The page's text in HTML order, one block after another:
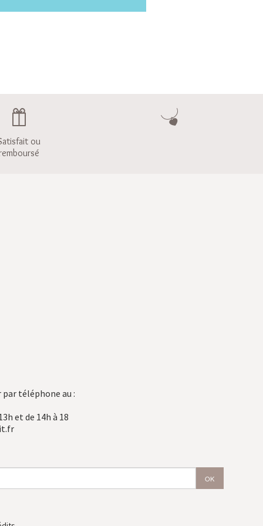
ou
téléphone au :
et de 14h à 18